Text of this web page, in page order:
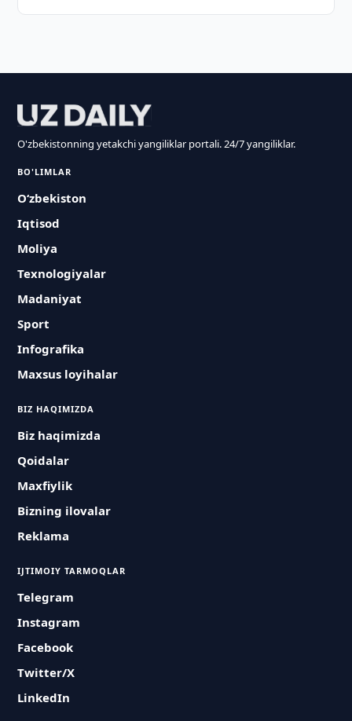
O'zbekistonning yetakchi yangiliklar portali. 24/7 yangiliklar.
BO'LIMLAR
O‘zbekiston
Iqtisod
Moliya
Texnologiyalar
Madaniyat
Sport
Infografika
Maxsus loyihalar
BIZ HAQIMIZDA
Biz haqimizda
Qoidalar
Maxfiylik
Bizning ilovalar
Reklama
IJTIMOIY TARMOQLAR
Telegram
Instagram
Facebook
Twitter/X
LinkedIn